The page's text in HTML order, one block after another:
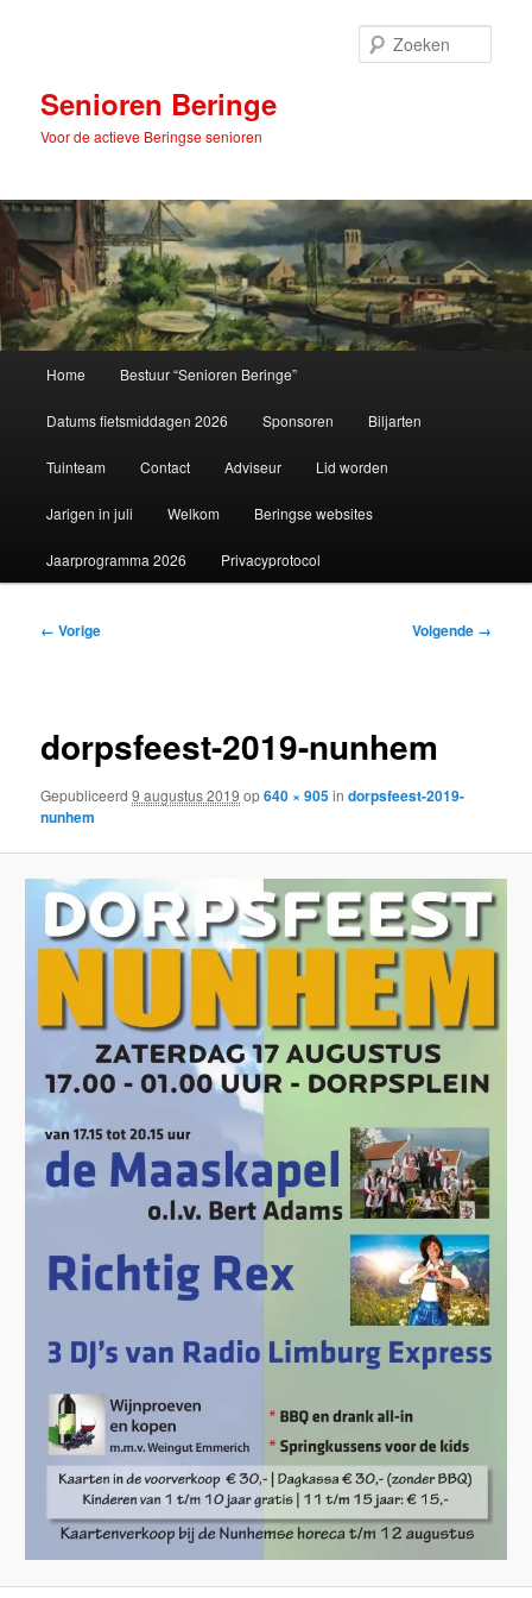
inhoudSenioren Beringe
Voor de actieve Beringse senioren
Home Bestuur “Senioren Beringe”
Datums fietsmiddagen 2026 Sponsoren Biljarten
Tuinteam Contact Adviseur Lid worden
Jarigen in juli Welkom Beringse websites
Jaarprogramma 2026 Privacyprotocol
Afbeeldingsnavigatie
← Vorige Volgende →
dorpsfeest-2019-nunhem
Gepubliceerd9 augustus 2019 op640 × 905indorpsfeest-2019-
nunhem